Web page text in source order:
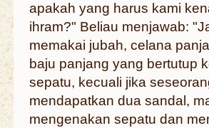
apakah yang harus kami
ihram?" Beliau menjawab:
memakai jubah, celana
baju panjang yang bertutup
sepatu, kecuali jika
mendapatkan dua sandal,
mengenakan sepatu dan